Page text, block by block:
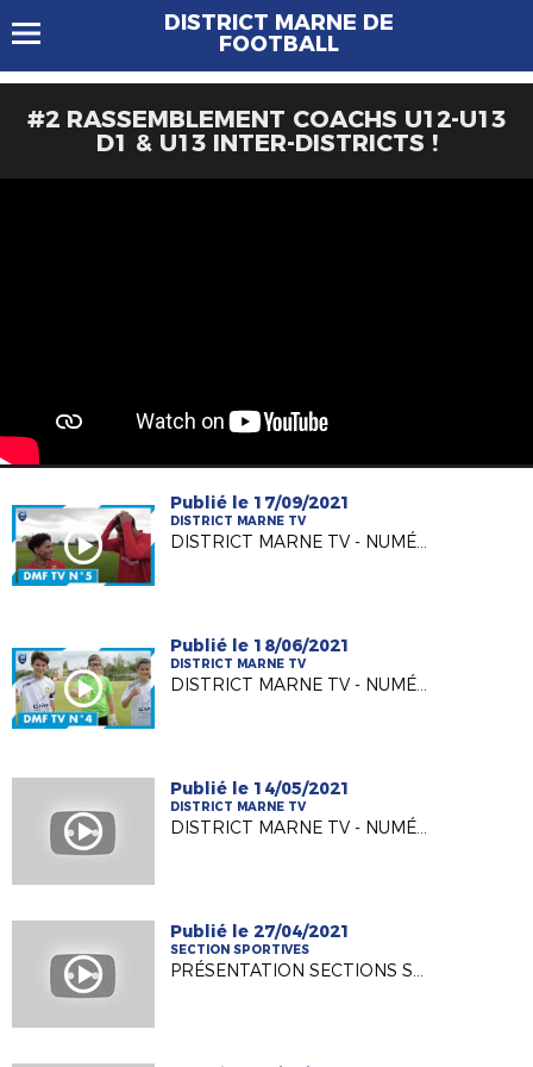
DISTRICT MARNE DE
FOOTBALL
#2 RASSEMBLEMENT COACHS U12-U13
D1 & U13 INTER-DISTRICTS !
Publié le 17/09/2021
DISTRICT MARNE TV
DISTRICT MARNE TV - NUMÉRO 5
Publié le 18/06/2021
DISTRICT MARNE TV
DISTRICT MARNE TV - NUMÉRO 4
Publié le 14/05/2021
DISTRICT MARNE TV
DISTRICT MARNE TV - NUMÉRO 3
Publié le 27/04/2021
SECTION SPORTIVES
PRÉSENTATION SECTIONS SPORTIVES